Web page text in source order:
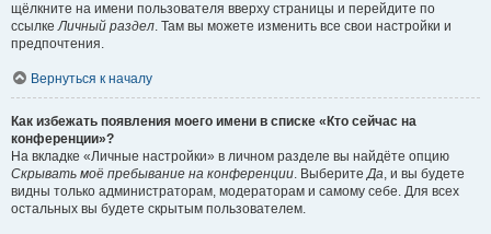
щёлкните на имени пользователя вверху страницы и перейдите по
ссылкеЛичный раздел. Там вы можете изменить все свои настройки и
предпочтения.
Вернуться к началу
Как избежать появления моего имени в списке «Кто сейчас на
конференции»?
На вкладке «Личные настройки» в личном разделе вы найдёте опцию
Скрывать моё пребывание на конференции. ВыберитеДа, и вы будете
видны только администраторам, модераторам и самому себе. Для всех
остальных вы будете скрытым пользователем.